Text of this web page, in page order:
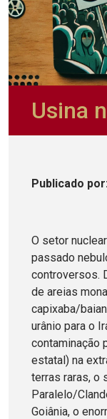
Usina
Publicado por
O setor
passado
controversos.
de areias
capixaba/
urânio para o
contaminação
estatal) na
terras raras, o
Paralelo/
Goiânia, o